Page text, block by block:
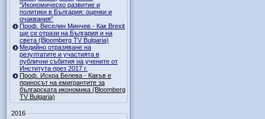
"Икономическо развитие и
политики в България: оценки и
очаквания"
Проф. Веселин Минчев - Как Brexit
ще се отрази на България и на
света (Bloomberg TV Bulgaria)
Медийно отразяване на
резултатите и участията в
публични събития на учените от
Института през 2017 г.
Проф. Искра Белева - Какъв е
приносът на емигрантите за
българската икономика (Bloomberg
TV Bulgaria)
2016